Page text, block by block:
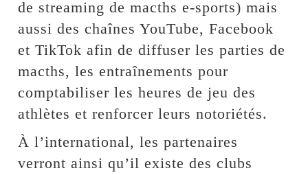
de streaming de macths e-sports) mais
aussi des chaînes YouTube, Facebook
et TikTok afin de diffuser les parties de
macths, les entraînements pour
comptabiliser les heures de jeu des
athlètes et renforcer leurs notoriétés.
À l’international, les partenaires
verront ainsi qu’il existe des clubs